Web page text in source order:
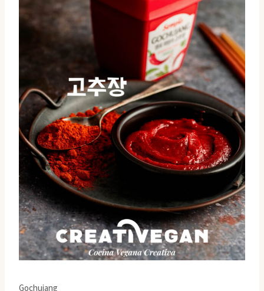
Gochujang